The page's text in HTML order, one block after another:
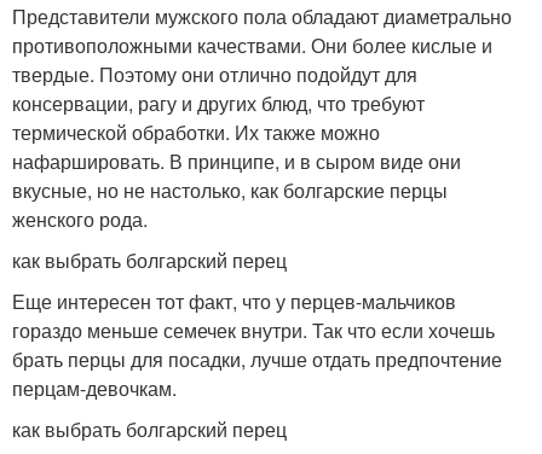
Представители мужского пола обладают диаметрально
противоположными качествами. Они более кислые и
твердые. Поэтому они отлично подойдут для
консервации, рагу и других блюд, что требуют
термической обработки. Их также можно
нафаршировать. В принципе, и в сыром виде они
вкусные, но не настолько, как болгарские перцы
женского рода.
как выбрать болгарский перец
Еще интересен тот факт, что у перцев-мальчиков
гораздо меньше семечек внутри. Так что если хочешь
брать перцы для посадки, лучше отдать предпочтение
перцам-девочкам.
как выбрать болгарский перец